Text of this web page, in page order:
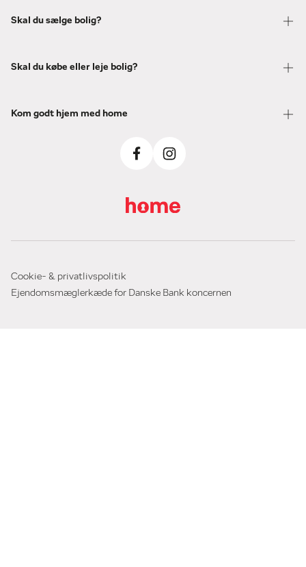
Skal du sælge bolig?
Skal du købe eller leje bolig?
Kom godt hjem med home
Cookie- & privatlivspolitik
Ejendomsmæglerkæde for Danske Bank koncernen